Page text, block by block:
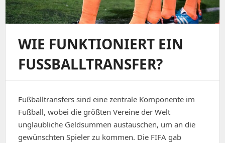
WIE FUNKTIONIERT EIN
FUSSBALLTRANSFER?
Fußballtransfers sind eine zentrale Komponente im
Fußball, wobei die größten Vereine der Welt
unglaubliche Geldsummen austauschen, um an die
gewünschten Spieler zu kommen. Die FIFA gab